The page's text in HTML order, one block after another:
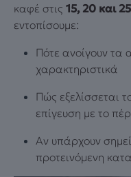
καφέ στις 15, 20 και
εντοπίσουμε:
Πότε ανοίγουν τα
χαρακτηριστικά
Πώς εξελίσσεται
επίγευση με το
Αν υπάρχουν
προτεινόμενη